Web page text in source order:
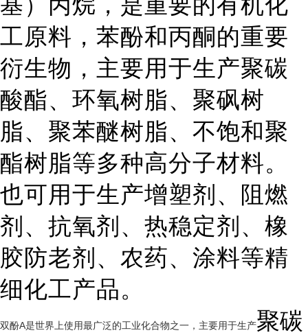
基）丙烷，是重要的有机化
工原料，苯酚和丙酮的重要
衍生物，主要用于生产聚碳
酸酯、环氧树脂、聚砜树
脂、聚苯醚树脂、不饱和聚
酯树脂等多种高分子材料。
也可用于生产增塑剂、阻燃
剂、抗氧剂、热稳定剂、橡
胶防老剂、农药、涂料等精
细化工产品。
双酚A是世界上使用最广泛的工业化合物之一，主要用于生产聚碳